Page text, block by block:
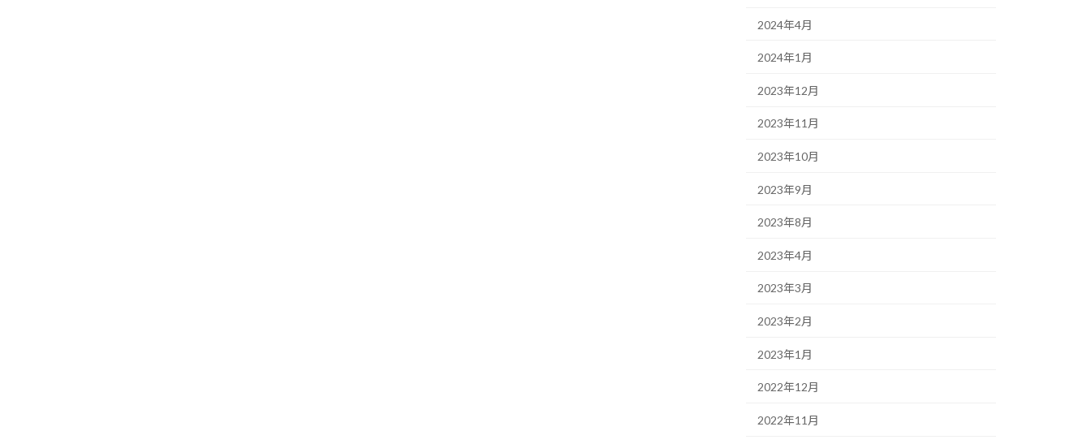
2024年4月
2024年1月
2023年12月
2023年11月
2023年10月
2023年9月
2023年8月
2023年4月
2023年3月
2023年2月
2023年1月
2022年12月
2022年11月